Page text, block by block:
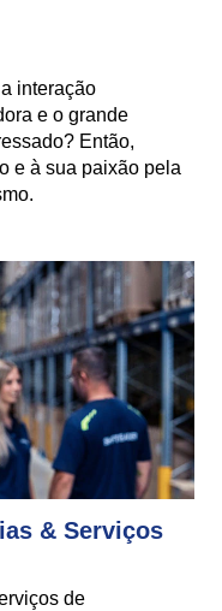
interação
e o grande
Então,
e à sua paixão pela
& Serviços
de